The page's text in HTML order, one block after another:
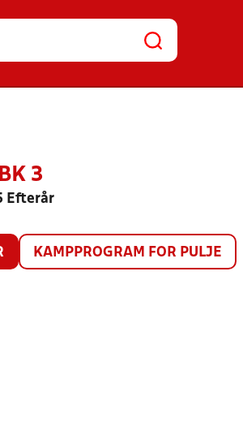
3
Efterår
KAMPPROGRAM FOR PULJE